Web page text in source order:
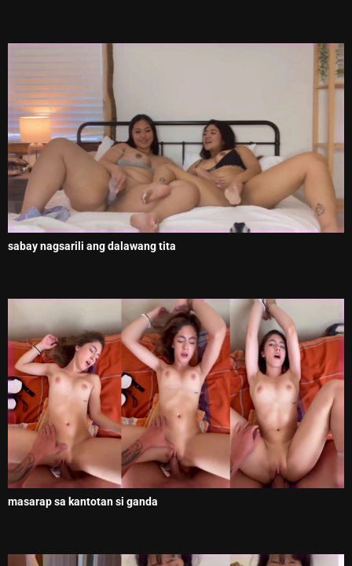
sabay nagsarili ang dalawang tita
masarap sa kantotan si ganda